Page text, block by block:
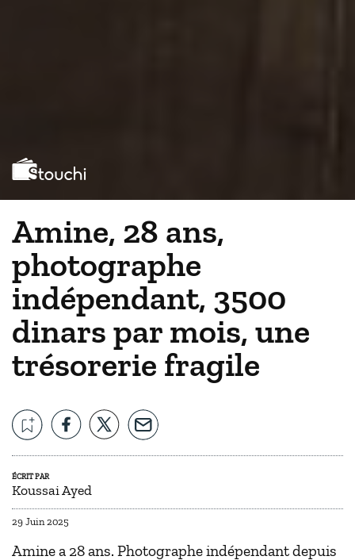
Amine, 28 ans,
photographe
indépendant, 3500
dinars par mois, une
trésorerie fragile
ÉCRIT PAR
Koussai Ayed
29 Juin 2025
Amine a 28 ans. Photographe indépendant depuis